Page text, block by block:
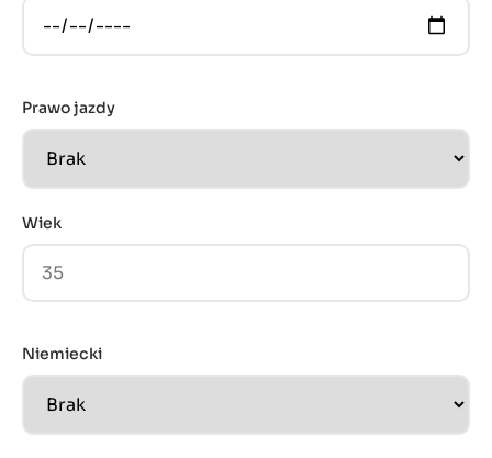
Prawo jazdy
Wiek
Niemiecki